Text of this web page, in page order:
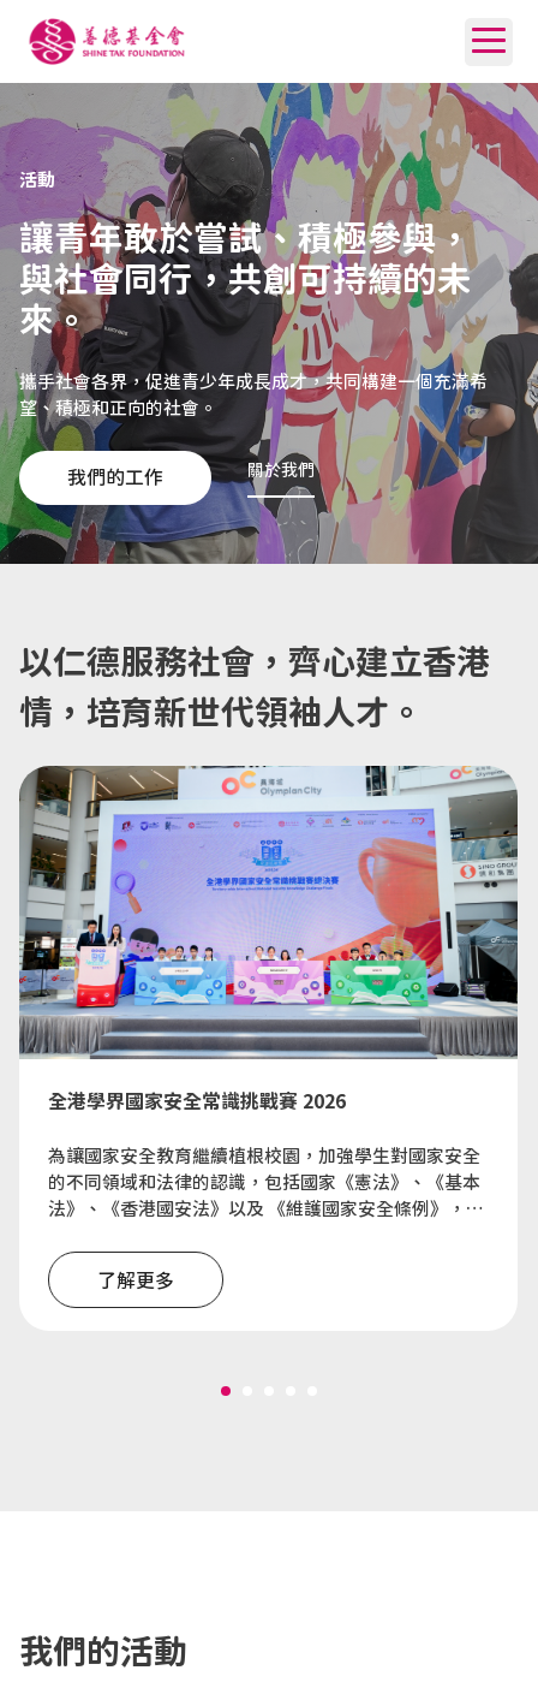
活動
讓青年敢於嘗試、積極參與，
與社會同行，共創可持續的未
來。
攜手社會各界，促進青少年成長成才，共同構建一個充滿希
望、積極和正向的社會。
我們的工作 關於我們
以仁德服務社會，齊心建立香港
情，培育新世代領袖人才。
全港學界國家安全常識挑戰賽 2026
為讓國家安全教育繼續植根校園，加強學生對國家安全
的不同領域和法律的認識，包括國家《憲法》、《基本
法》、《香港國安法》以及 《維護國家安全條例》，藉
日的「國家憲法日」及 4 月 15 日的「全民國家安全教
育日」，律政司、保安局、教育局及善德基金會合作舉
了解更多
我們的活動